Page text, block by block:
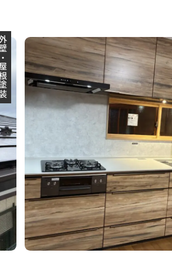
塗装